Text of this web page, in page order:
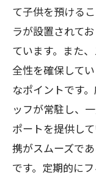
て子供を預ける
ラが設置されて
ています。また
全性を確保して
なポイントです
ッフが常駐し、
ポートを提供し
携がスムーズで
です。定期的に